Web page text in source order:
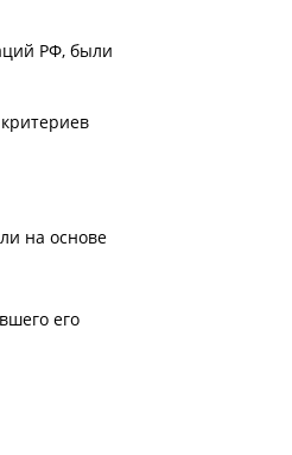
РФ, были
на основе
его